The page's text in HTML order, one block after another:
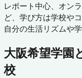
レポート中心、オン
ど、学び方は学校や
自分の生活リズムや
大阪希望学園
校